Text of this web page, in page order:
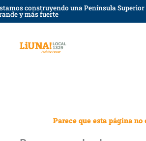
saltar
al
construyendo una Península Superior
y más fuerte
Parece que esta página no